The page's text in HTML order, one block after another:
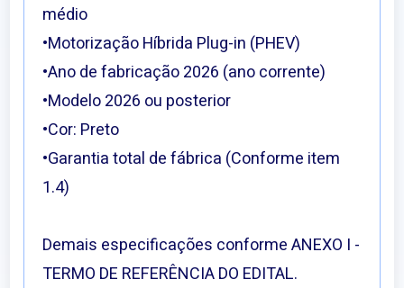
médio
•Motorização Híbrida Plug-in (PHEV)
•Ano de fabricação 2026 (ano corrente)
•Modelo 2026 ou posterior
•Cor: Preto
•Garantia total de fábrica (Conforme item
1.4)
Demais especificações conforme ANEXO I -
TERMO DE REFERÊNCIA DO EDITAL.